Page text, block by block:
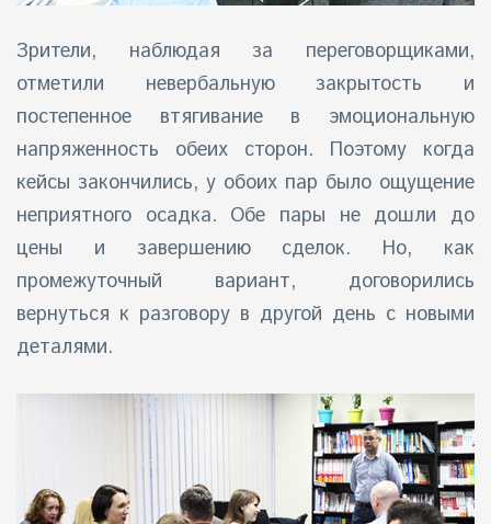
Зрители, наблюдая за переговорщиками,
отметили невербальную закрытость и
постепенное втягивание в эмоциональную
напряженность обеих сторон. Поэтому когда
кейсы закончились, у обоих пар было ощущение
неприятного осадка. Обе пары не дошли до
цены и завершению сделок. Но, как
промежуточный вариант, договорились
вернуться к разговору в другой день с новыми
деталями.